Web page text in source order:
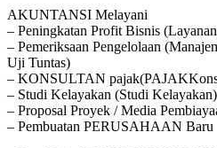
AKUNTANSI Melayani
– Peningkatan Profit Bisnis
– Pemeriksaan Pengelolaan
Uji Tuntas)
– KONSULTAN
– Studi Kelayakan (Studi Kelayakan)
– Proposal Proyek / Media
– Pembuatan PERUSAHAAN Baru